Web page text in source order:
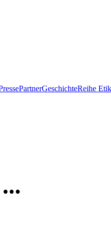
PartnerGeschichteReihe